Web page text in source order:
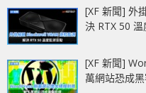
[XF 新聞] 外
決 RTX 50
[XF 新聞]
萬網站恐成